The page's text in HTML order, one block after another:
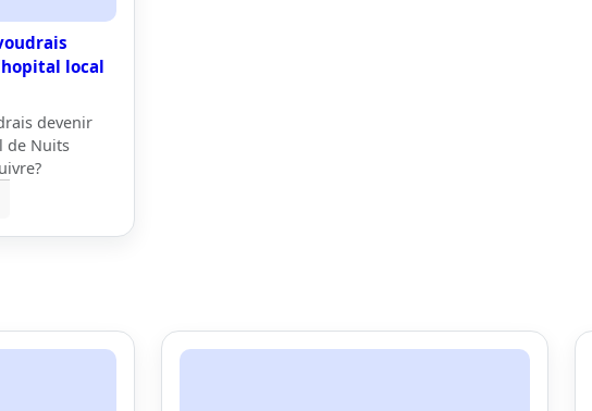
local
devenir
de Nuits